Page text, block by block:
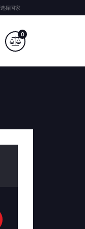
选择国家
0